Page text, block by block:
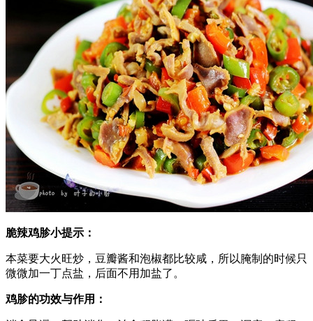
脆辣鸡胗小提示：
本菜要大火旺炒，豆瓣酱和泡椒都比较咸，所以腌制的时候只
微微加一丁点盐，后面不用加盐了。
鸡胗的功效与作用：